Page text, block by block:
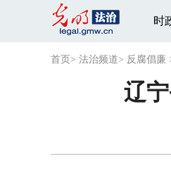
时
首页 > 法治频道> 反腐倡廉
辽